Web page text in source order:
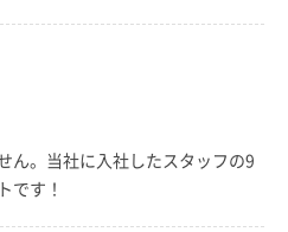
ん。当社に入社したスタッフの9
です！